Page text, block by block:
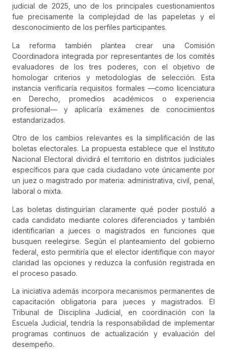
judicial de 2025, uno de los principales cuestionamientos
fue precisamente la complejidad de las papeletas y el
desconocimiento de los perfiles participantes.
La reforma también plantea crear una Comisión
Coordinadora integrada por representantes de los comités
evaluadores de los tres poderes, con el objetivo de
homologar criterios y metodologías de selección. Esta
instancia verificaría requisitos formales —como licenciatura
en Derecho, promedios académicos o experiencia
profesional— y aplicaría exámenes de conocimientos
estandarizados.
Otro de los cambios relevantes es la simplificación de las
boletas electorales. La propuesta establece que el Instituto
Nacional Electoral dividirá el territorio en distritos judiciales
específicos para que cada ciudadano vote únicamente por
un juez o magistrado por materia: administrativa, civil, penal,
laboral o mixta.
Las boletas distinguirían claramente qué poder postuló a
cada candidato mediante colores diferenciados y también
identificarían a jueces o magistrados en funciones que
busquen reelegirse. Según el planteamiento del gobierno
federal, esto permitiría que el elector identifique con mayor
claridad las opciones y reduzca la confusión registrada en
el proceso pasado.
La iniciativa además incorpora mecanismos permanentes de
capacitación obligatoria para jueces y magistrados. El
Tribunal de Disciplina Judicial, en coordinación con la
Escuela Judicial, tendría la responsabilidad de implementar
programas continuos de actualización y evaluación del
desempeño.